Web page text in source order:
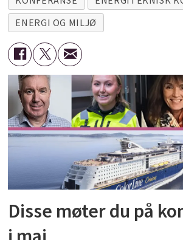
ENERGI OG MILJØ
Disse møter du på